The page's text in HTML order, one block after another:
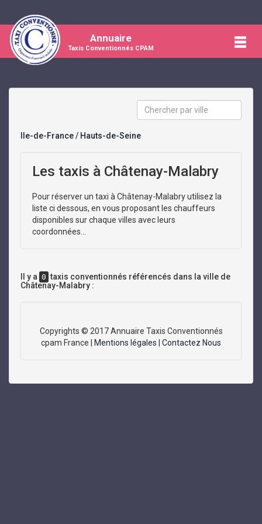
Annuaire
Taxis Conventionnés CPAM
Ile-de-France/ Hauts-de-Seine
Les taxis à Châtenay-Malabry
Pour réserver un taxi à Châtenay-Malabry utilisez la
liste ci dessous, en vous proposant les chauffeurs
disponibles sur chaque villes avec leurs
coordonnées...
Il y a 0 taxis conventionnés référencés dans la ville de
Châtenay-Malabry :
Copyrights © 2017 Annuaire Taxis Conventionnés
cpam France |
Mentions légales Contactez Nous